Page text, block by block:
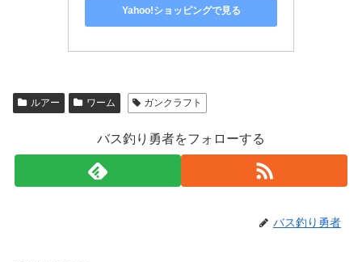
Yahoo!ショッピングで見る
ルアー ワーム ガンクラフト
バス釣り勇者をフォローする
バス釣り勇者